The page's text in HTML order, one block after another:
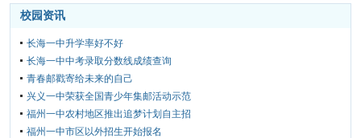
校园资讯
长海一中升学率好不好
长海一中中考录取分数线成绩查询
青春邮戳寄给未来的自己
兴义一中荣获全国青少年集邮活动示范
福州一中农村地区推出追梦计划自主招
福州一中市区以外招生开始报名